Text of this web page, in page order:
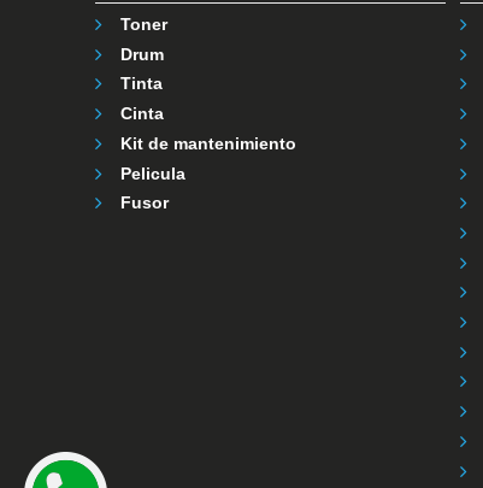
Toner
Drum
Tinta
Cinta
Kit de mantenimiento
Pelicula
Fusor